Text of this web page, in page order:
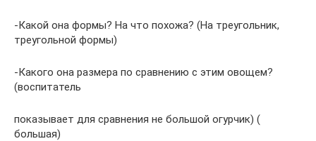
-Какой она формы? На что похожа? (На треугольник,
треугольной формы)
-Какого она размера по сравнению с этим овощем?
(воспитатель
показывает для сравнения не большой огурчик) (
большая)